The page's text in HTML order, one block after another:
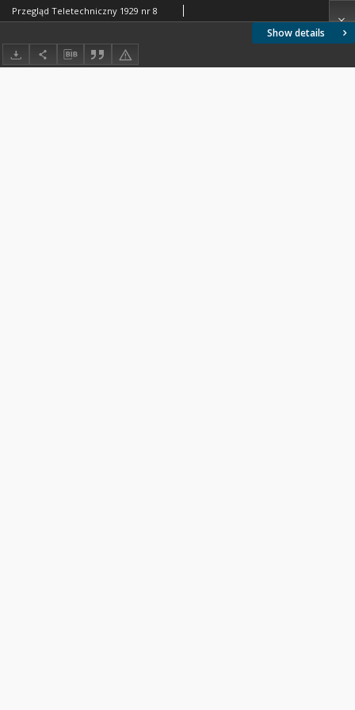
Show details
Przegląd Teletechniczny 1929 nr 8